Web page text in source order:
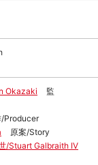
Okazaki
監
/Producer
原案/Story
/Stuart Galbraith IV